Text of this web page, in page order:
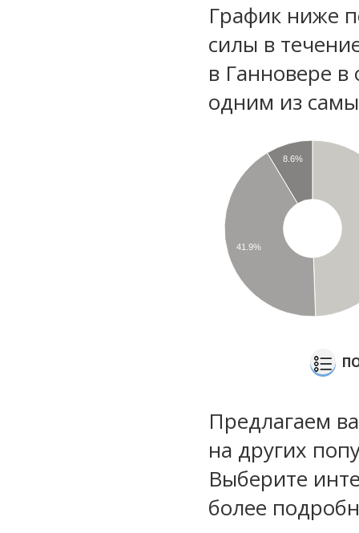
График ниже
силы в
в Ганновере в
одним из
8.6%
41.9%
Предлагаем
на других
Выберите
более